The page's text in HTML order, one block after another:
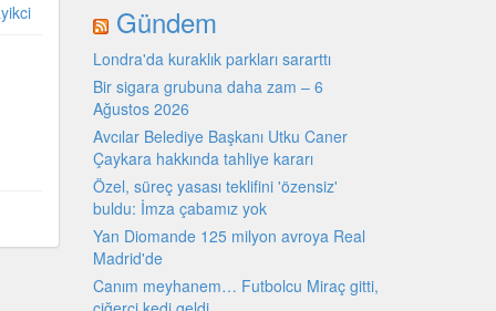
Gündem
Londra'da kuraklık parkları sararttı
Bir sigara grubuna daha zam – 6
Ağustos 2026
Avcılar Belediye Başkanı Utku Caner
Çaykara hakkında tahliye kararı
Özel, süreç yasası teklifini 'özensiz'
buldu: İmza çabamız yok
Yan Diomande 125 milyon avroya Real
Madrid'de
Canım meyhanem… Futbolcu Miraç gitti,